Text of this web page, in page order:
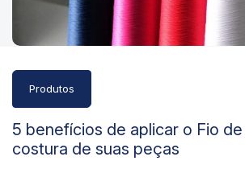
Produtos
5 benefícios de aplicar o Fio
costura de suas peças